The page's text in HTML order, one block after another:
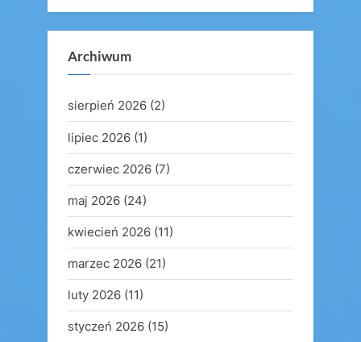
Archiwum
sierpień 2026 (2)
lipiec 2026 (1)
czerwiec 2026 (7)
maj 2026 (24)
kwiecień 2026 (11)
marzec 2026 (21)
luty 2026 (11)
styczeń 2026 (15)